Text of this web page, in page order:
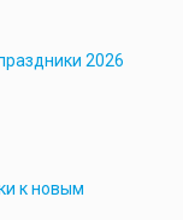
2026
к новым